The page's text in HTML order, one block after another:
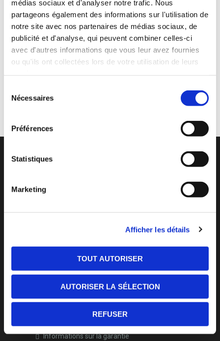
médias sociaux et d'analyser notre trafic. Nous
partageons également des informations sur l'utilisation de
notre site avec nos partenaires de médias sociaux, de
publicité et d'analyse, qui peuvent combiner celles-ci
avec d'autres informations que vous leur avez fournies
ou qu'ils ont collectées lors de votre utilisation de leurs
Nécessaires
Préférences
Statistiques
Marketing
Afficher les détails
TOUT AUTORISER
AUTORISER LA SÉLECTION
REFUSER
de confidentialité.
sviluppa e produce sistemi completi per
parcheggi e accessi commerciali.
Informations sur la garantie